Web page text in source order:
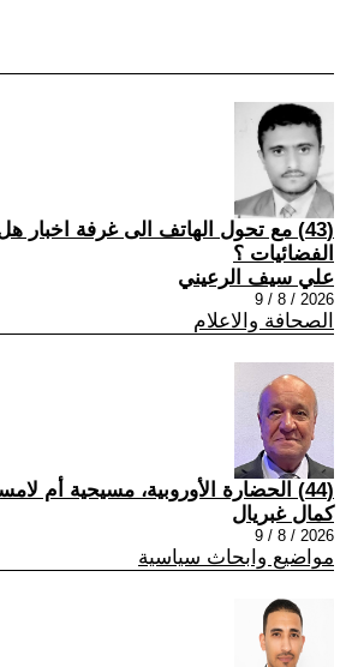
(43) مع تحول الهاتف الى غرفة اخبار
الفضائيات ؟
علي سيف الرعيني
2026 / 8 / 9
الصحافة والاعلام
(44) الحضارة الأوروبية، مسيحية أم لامسيحية الهوية
كمال غبريال
2026 / 8 / 9
مواضيع وابحاث سياسية